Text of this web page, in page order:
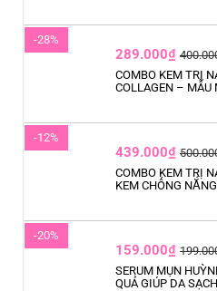
-28%
289.000₫
COMBO KEM TRỊ
COLLAGEN – MẪU
-12%
439.000₫
COMBO KEM TRỊ
KEM CHỐNG
-20%
159.000₫
SERUM MỤN
QUẢ GIÚP DA